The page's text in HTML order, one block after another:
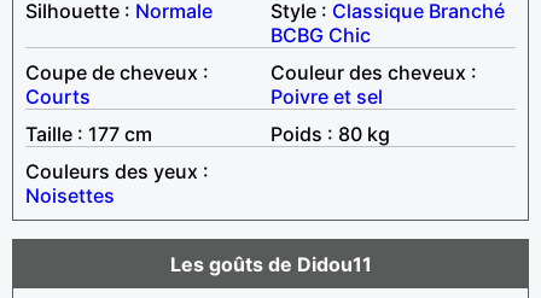
Silhouette : Normale Style : Classique Branché
BCBG Chic
Coupe de cheveux :
Courts
Couleur des cheveux :
Poivre et sel
Taille : 177 cm
Poids : 80 kg
Couleurs des yeux :
Noisettes
Les goûts de Didou11